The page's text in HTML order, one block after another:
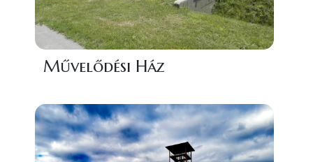
Művelődési Ház